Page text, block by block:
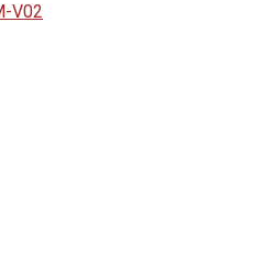
V02